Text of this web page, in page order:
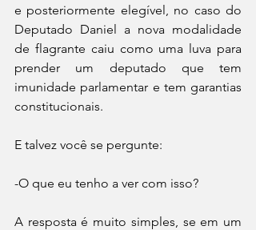
e posteriormente elegível, no caso do
Deputado Daniel a nova modalidade
de flagrante caiu como uma luva para
prender um deputado que tem
imunidade parlamentar e tem garantias
constitucionais.
E talvez você se pergunte:
-O que eu tenho a ver com isso?
A resposta é muito simples, se em um